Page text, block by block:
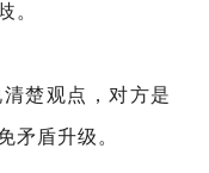
。
楚观点，对方是
矛盾升级。